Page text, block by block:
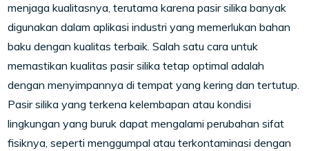
menjaga kualitasnya, terutama karena pasir silika banyak
digunakan dalam aplikasi industri yang memerlukan bahan
baku dengan kualitas terbaik. Salah satu cara untuk
memastikan kualitas pasir silika tetap optimal adalah
dengan menyimpannya di tempat yang kering dan tertutup.
Pasir silika yang terkena kelembapan atau kondisi
lingkungan yang buruk dapat mengalami perubahan sifat
fisiknya, seperti menggumpal atau terkontaminasi dengan